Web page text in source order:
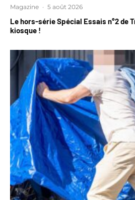
Magazine · 5 août 2026
Le hors-série Spécial Essais n°2 de
kiosque !